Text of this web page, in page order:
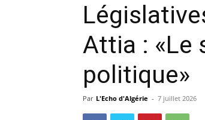
Attia : «Le
politique»
Par L'Echo d'Algérie - 7 juillet 2026